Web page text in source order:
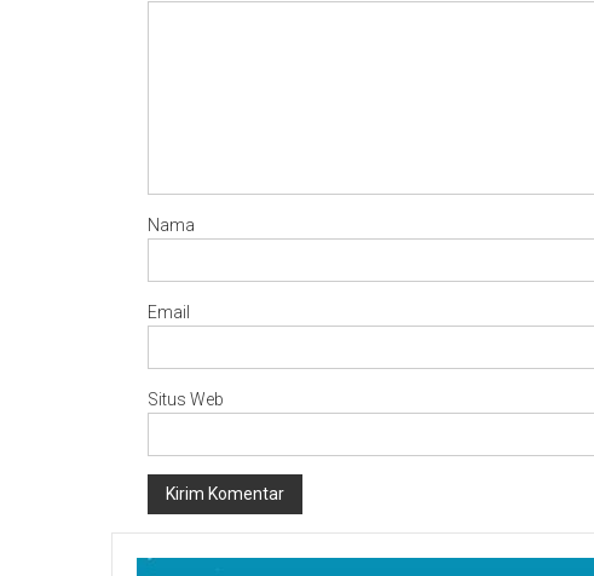
Nama
Email
Situs Web